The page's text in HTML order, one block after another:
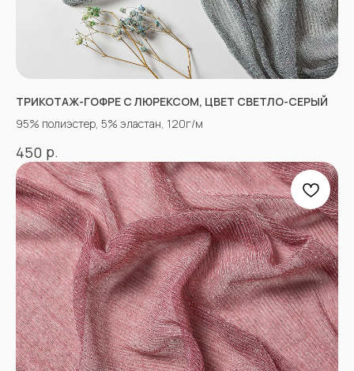
ТРИКОТАЖ-ГОФРЕ С ЛЮРЕКСОМ, ЦВЕТ СВЕТЛО-СЕРЫЙ
95% полиэстер, 5% эластан, 120г/м
450 р.
tkani357@yandex.ru
+7(928)364-79-21Александра
ВКОНТАКТЕ
ОДНОКЛАССНИКИ
INSTAGRAM*
TIK TOK*
YOU TUBE
СОЦСЕТИ